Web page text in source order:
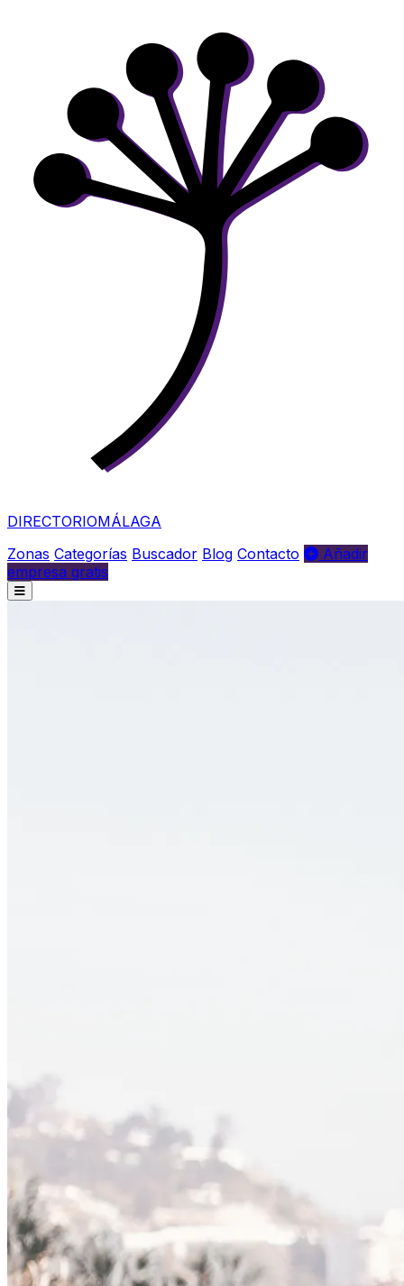
DIRECTORIOMÁLAGA
Zonas Categorías Buscador Blog Contacto
Añadir
empresa gratis